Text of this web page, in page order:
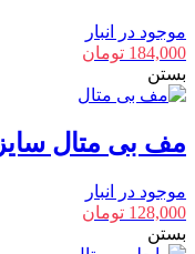
موجود در انبار
184,000 تومان
بستن
مف بی متال سایز 16-25
موجود در انبار
128,000 تومان
بستن